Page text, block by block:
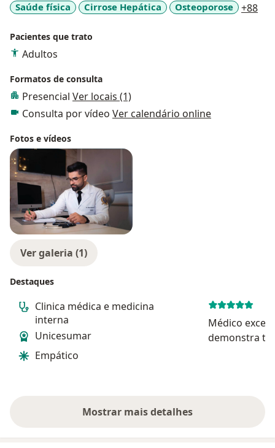
Saúde física
Cirrose Hepática Osteoporose +88
Pacientes que trato
Adultos
Formatos de consulta
Presencial Ver locais (1)
Consulta por vídeo Ver calendário online
Fotos e vídeos
Ver galeria (1)
Destaques
Clinica médica e medicina
interna
Unicesumar
Empático
Médico
demonstra
Mostrar mais detalhes
sobre a experiência